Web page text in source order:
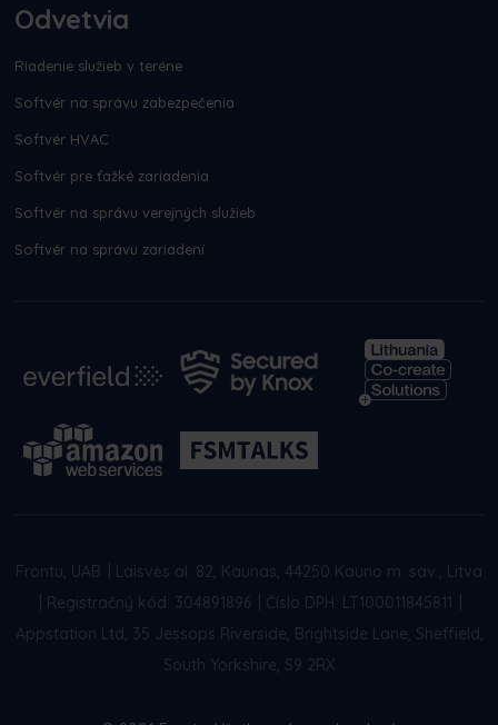
Odvetvia
Riadenie služieb v teréne
Softvér na správu zabezpečenia
Softvér HVAC
Softvér pre ťažké zariadenia
Softvér na správu verejných služieb
Softvér na správu zariadení
Frontu, UAB
Laisvės al. 82, Kaunas, 44250 Kauno m. sav., Litva
Registračný kód: 304891896 Číslo DPH: LT100011845811
Appstation Ltd, 35 Jessops Riverside, Brightside Lane, Sheffield,
South Yorkshire, S9 2RX